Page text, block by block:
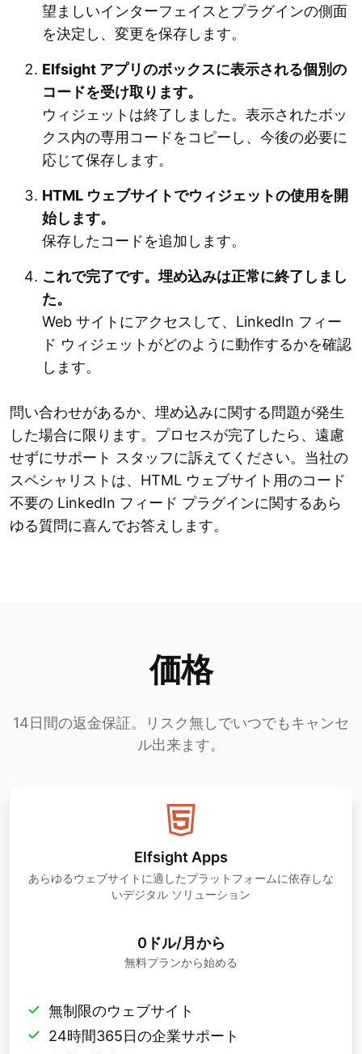
望ましいインターフェイスとプラグインの側面
を決定し、変更を保存します。
Elfsight アプリのボックスに表示される個別の
コードを受け取ります。
ウィジェットは終了しました。表示されたボッ
クス内の専用コードをコピーし、今後の必要に
応じて保存します。
HTML ウェブサイトでウィジェットの使用を開
始します。
保存したコードを追加します。
これで完了です。埋め込みは正常に終了しまし
た。
Web サイトにアクセスして、LinkedIn フィー
ド ウィジェットがどのように動作するかを確認
します。
問い合わせがあるか、埋め込みに関する問題が発生
した場合に限ります。プロセスが完了したら、遠慮
せずにサポート スタッフに訴えてください。当社の
スペシャリストは、HTML ウェブサイト用のコード
不要の LinkedIn フィード プラグインに関するあら
ゆる質問に喜んでお答えします。
価格
14日間の返金保証。リスク無しでいつでもキャンセ
ル出来ます。
Elfsight Apps
あらゆるウェブサイトに適したプラットフォームに依存しな
いデジタル ソリューション
0ドル/月から
無料プランから始める
無制限のウェブサイト
24時間365日の企業サポート